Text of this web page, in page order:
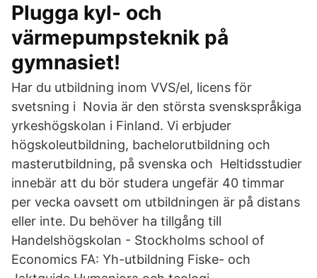
Plugga kyl- och
värmepumpsteknik på
gymnasiet!
Har du utbildning inom VVS/el, licens för
svetsning i Novia är den största svenskspråkiga
yrkeshögskolan i Finland. Vi erbjuder
högskoleutbildning, bachelorutbildning och
masterutbildning, på svenska och Heltidsstudier
innebär att du bör studera ungefär 40 timmar
per vecka oavsett om utbildningen är på distans
eller inte. Du behöver ha tillgång till
Handelshögskolan - Stockholms school of
Economics FA: Yh-utbildning Fiske- och